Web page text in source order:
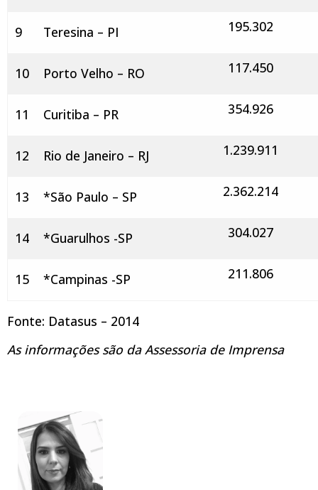
9 Teresina – PI 195.302
10 Porto Velho – RO 117.450
11 Curitiba – PR 354.926
12 Rio de Janeiro – RJ 1.239.911
13 *São Paulo – SP 2.362.214
14 *Guarulhos -SP 304.027
15 *Campinas -SP 211.806
Fonte: Datasus – 2014
As informações são da Assessoria de Imprensa